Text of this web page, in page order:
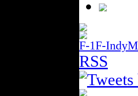
F-1F-Indy
RSS